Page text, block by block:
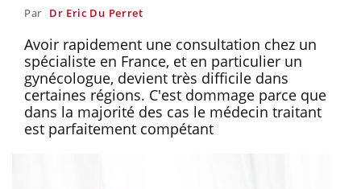
Par Dr Eric Du Perret
Avoir rapidement une consultation chez un
spécialiste en France, et en particulier un
gynécologue, devient très difficile dans
certaines régions. C'est dommage parce que
dans la majorité des cas le médecin traitant
est parfaitement compétant